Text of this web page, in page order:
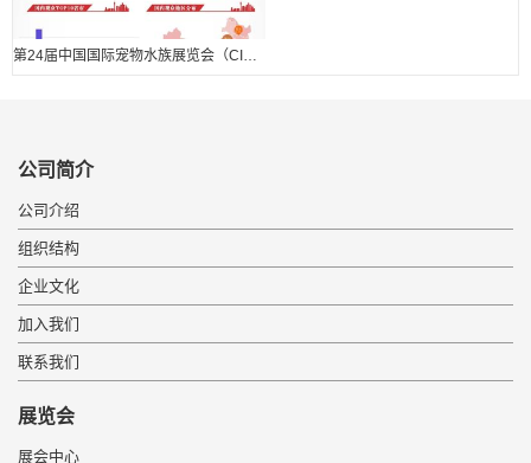
第24届中国国际宠物水族展览会（CIPS 2020） 展后报告.
公司简介
公司介绍
组织结构
企业文化
加入我们
联系我们
展览会
展会中心